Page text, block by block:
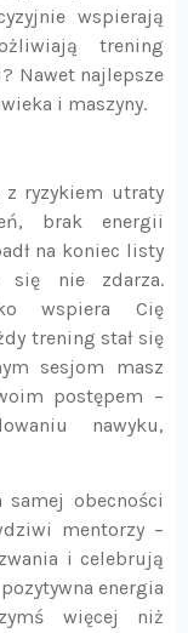
wspierają
trening
Nawet najlepsze
i maszyny.
z ryzykiem utraty
brak energii
na koniec listy
nie zdarza.
wspiera Cię
trening stał się
sesjom masz
postępem –
nawyku,
obecności
mentorzy –
i celebrują
energia
więcej niż